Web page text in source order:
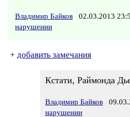
Владимир Байков 02.03.2013
нарушении
+ добавить замечания
Кстати, Раймонда
Владимир Байков
нарушении